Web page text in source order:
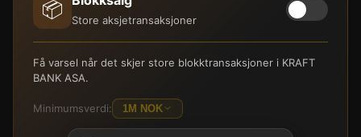
📦 Store aksjetransaksjoner
Få varsel når det skjer store blokktransaksjoner i KRAFT
BANK ASA.
Minimumsverdi: 1M NOK